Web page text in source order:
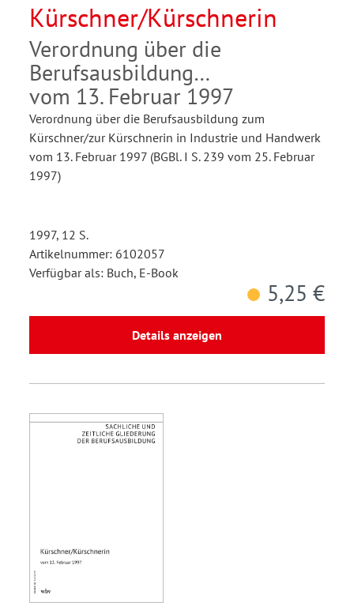
Kürschner/Kürschnerin
Verordnung über die
Berufsausbildung
vom 13. Februar 1997
Verordnung über die Berufsausbildung zum
Kürschner/zur Kürschnerin in Industrie und Handwerk
vom 13. Februar 1997 (BGBl. I S. 239 vom 25. Februar
1997)
1997, 12 S.
Artikelnummer: 6102057
Verfügbar als: Buch, E-Book
5,25 €
Details anzeigen